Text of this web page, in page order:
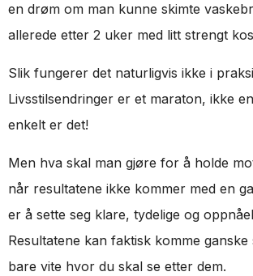
en drøm om man kunne skimte
allerede etter 2 uker med litt strengt
Slik fungerer det naturligvis ikke i
Livsstilsendringer er et maraton, ikke
enkelt er det!
Men hva skal man gjøre for å holde
når resultatene ikke kommer med en
er å sette seg klare, tydelige og
Resultatene kan faktisk komme
bare vite hvor du skal se etter dem.